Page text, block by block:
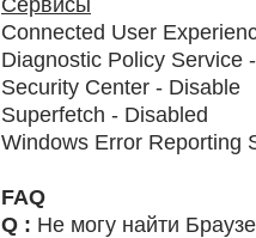
Connected User
Diagnostic Policy Service
Security Center - Disable
Superfetch - Disabled
Windows Error Reporting
FAQ
Q : Не могу найти